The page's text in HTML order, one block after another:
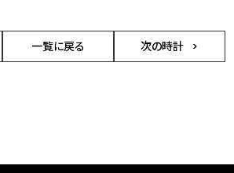
一覧に戻る 次の時計